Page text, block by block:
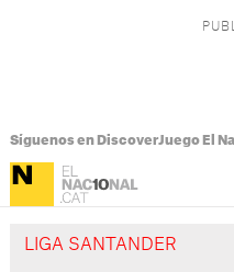
Síguenos en DiscoverJuego El
LIGA SANTANDER